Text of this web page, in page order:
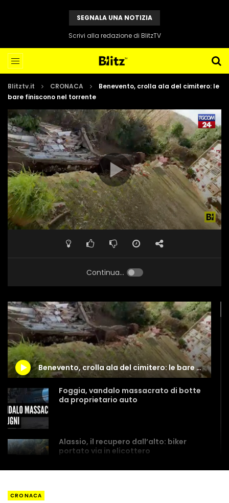
SEGNALA UNA NOTIZIA
Scrivi alla redazione di BlitzTV
Blitztv.it CRONACA
Benevento, crolla ala del cimitero: le
bare finiscono nel torrente
Continua...
Benevento, crolla ala del cimitero: le bare finiscono nel torrente
Foggia, vandalo massacrato di botte
da proprietario auto
Alassio, il recupero dall’alto: biker
portato via in elicottero
CRONACA